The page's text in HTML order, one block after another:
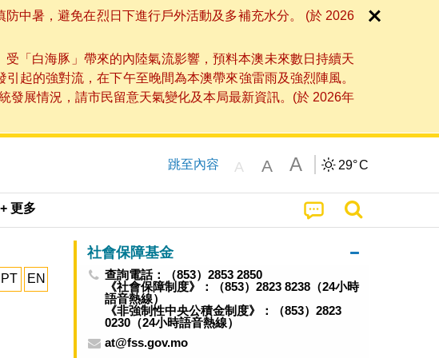
中暑，避免在烈日下進行戶外活動及多補充水分。 (於 2026
「白海豚」帶來的內陸氣流影響，預料本澳未來數日持續天
起的強對流，在下午至晚間為本澳帶來強雷雨及強烈陣風。
發展情況，請市民留意天氣變化及本局最新資訊。(於 2026年
跳至內容 A A A 29°C
+ 更多
PT EN
社會保障基金
查詢電話：（853）2853 2850
《社會保障制度》：（853）2823 8238（24小時
語音熱線）
《非強制性中央公積金制度》：（853）2823
0230（24小時語音熱線）
at@fss.gov.mo